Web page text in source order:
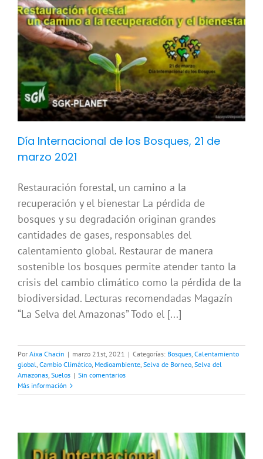
Día Internacional de los Bosques, 21 de
marzo 2021
Restauración forestal, un camino a la
recuperación y el bienestar La pérdida de
bosques y su degradación originan grandes
cantidades de gases, responsables del
calentamiento global. Restaurar de manera
sostenible los bosques permite atender tanto la
crisis del cambio climático como la pérdida de la
biodiversidad. Lecturas recomendadas Magazín
“La Selva del Amazonas” Todo el [...]
Por Aixa Chacin | marzo 21st, 2021 | Categorías: Bosques, Calentamiento
global, Cambio Climático, Medioambiente, Selva de Borneo, Selva del
Amazonas, Suelos | Sin comentarios
Más información